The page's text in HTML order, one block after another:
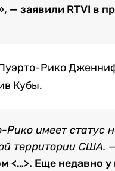
— заявили RTVI в
Рико
Кубы.
Рико имеет статус
территории США.
<…>. Еще недавно